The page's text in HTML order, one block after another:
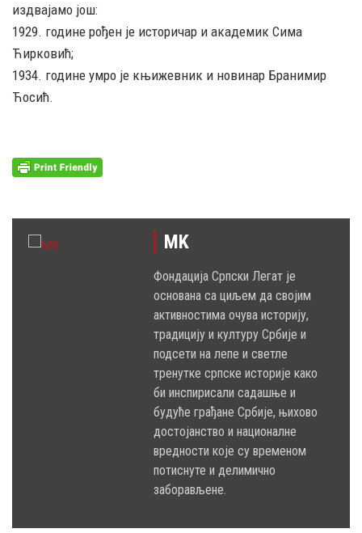
издвајамо још:
1929. године рођен је историчар и академик Сима
Ћирковић;
1934. године умро је књижевник и новинар Бранимир
Ћосић.
MK
Фондација Српски Легат је
основана са циљем да својим
активностима очува историју,
традицију и културу Србије и
подсети на лепе и светле
тренутке српске историје како
би инспирисали садашње и
будуће грађане Србије, њихово
достојанство и националне
вредности које су временом
потиснуте и делимично
заборављене.